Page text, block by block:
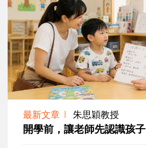
最新文章 朱思穎教授
開學前，讓老師先認識孩子